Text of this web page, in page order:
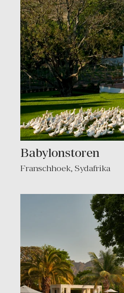
Babylonstoren
Franschhoek, Sydafrika